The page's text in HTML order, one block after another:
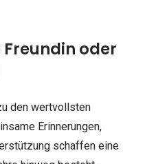
oder
den wertvollsten
Erinnerungen,
schaffen eine